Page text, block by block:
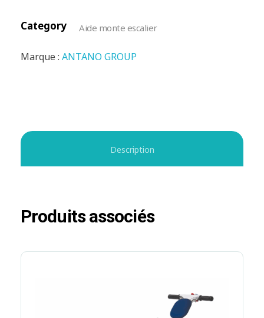
Category Aide monte escalier
Marque : ANTANO GROUP
Description
Produits associés